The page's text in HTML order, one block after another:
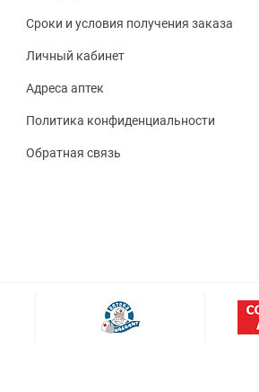
Сроки и условия получения заказа
Личный кабинет
Адреса аптек
Политика конфиденциальности
Обратная связь